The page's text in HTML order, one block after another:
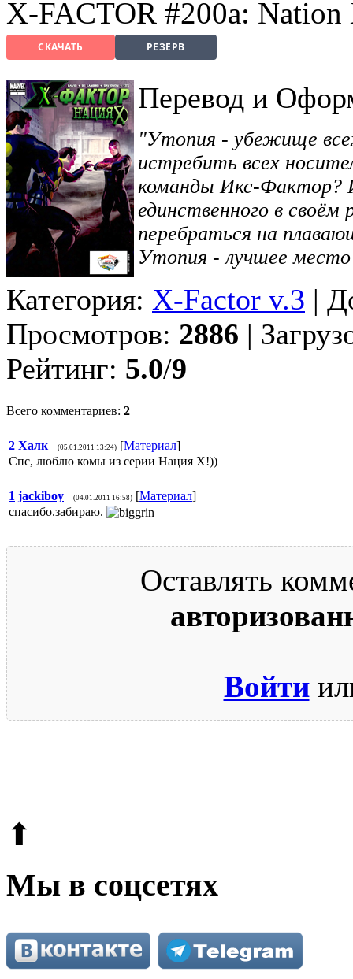
X-FACTOR #200а: Nation
СКАЧАТЬ РЕЗЕРВ
Перевод и
"Утопия - убежище
истребить всех
команды Икс-Фактор?
единственного в
перебраться на
Утопия - лучшее
Категория: X-Factor v.3 |
Просмотров: 2886 |
Рейтинг: 5.0/9
Всего комментариев: 2
2 Халк (05.01.2011 13:24) [Материал]
Спс, люблю комы из серии Нация Х!))
1 jackiboy (04.01.2011 16:58) [Материал]
спасибо.забираю.
Оставлять
Войти
⬆
Мы в соцсетях